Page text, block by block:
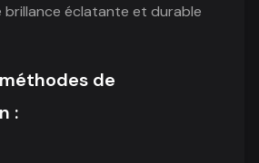
éclatante et durable
de
: